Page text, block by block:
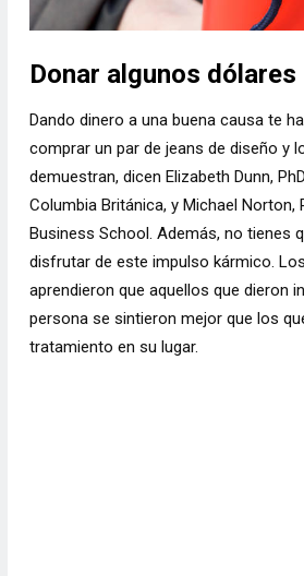
Donar algunos dólares
Dando dinero a una buena causa te
comprar un par de jeans de diseño y
demuestran, dicen Elizabeth Dunn,
Columbia Británica, y Michael Norton,
Business School. Además, no tienes
disfrutar de este impulso kármico.
aprendieron que aquellos que dieron
persona se sintieron mejor que los
tratamiento en su lugar.